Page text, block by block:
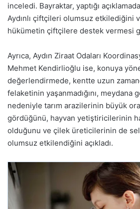
inceledi. Bayraktar, yaptığı
Aydınlı çiftçileri olumsuz etkilediğini
hükümetin çiftçilere destek vermesi
Ayrıca, Aydın Ziraat Odaları
Mehmet Kendirlioğlu ise, konuya
değerlendirmede, kentte uzun
felaketinin yaşanmadığını, meydana
nedeniyle tarım arazilerinin büyük
gördüğünü, hayvan yetiştiricilerinin
olduğunu ve çilek üreticilerinin de
olumsuz etkilendiğini açıkladı.